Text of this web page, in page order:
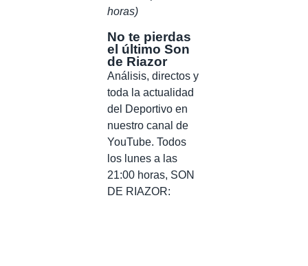
horas)
No te pierdas
el último Son
de Riazor
Análisis, directos y
toda la actualidad
del Deportivo en
nuestro canal de
YouTube. Todos
los lunes a las
21:00 horas, SON
DE RIAZOR: